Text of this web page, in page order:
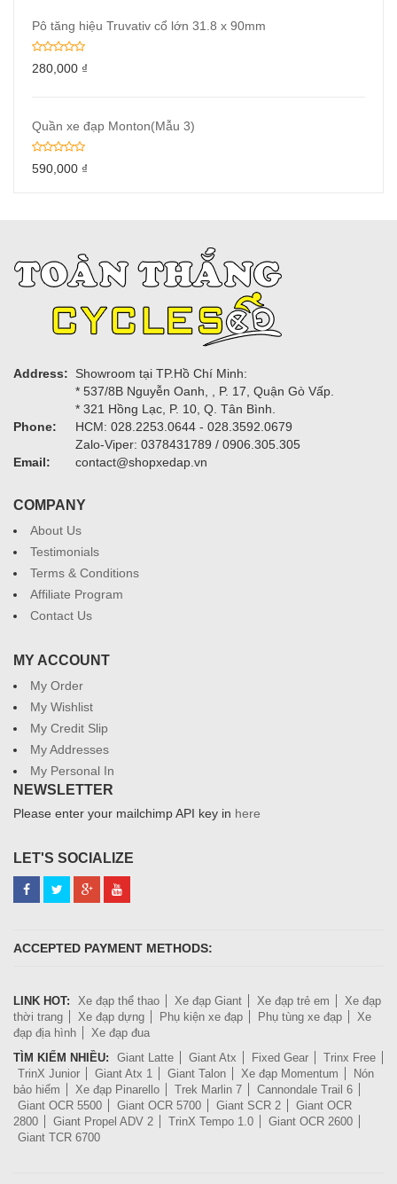
Pô tăng hiệu Truvativ cổ lớn 31.8 x 90mm
280,000 ₫
Quần xe đạp Monton(Mẫu 3)
590,000 ₫
Address:
Showroom tại TP.Hồ Chí Minh:
* 537/8B Nguyễn Oanh, , P. 17, Quận Gò Vấp.
* 321 Hồng Lạc, P. 10, Q. Tân Bình.
Phone:
HCM: 028.2253.0644 - 028.3592.0679
Zalo-Viper: 0378431789 / 0906.305.305
Email:
contact@shopxedap.vn
COMPANY
About Us
Testimonials
Terms & Conditions
Affiliate Program
Contact Us
MY ACCOUNT
My Order
My Wishlist
My Credit Slip
My Addresses
My Personal In
NEWSLETTER
Please enter your mailchimp API key in here
LET'S SOCIALIZE
ACCEPTED PAYMENT METHODS:
LINK HOT: Xe đạp thể thao Xe đạp Giant Xe đạp trẻ em
Xe đạp
thời trang
Xe đạp dựng Phụ kiện xe đạp Phụ tùng xe đạp
Xe
đạp địa hình
Xe đạp đua
TÌM KIẾM NHIỀU:
Giant Latte Giant Atx Fixed Gear
Trinx Free
TrinX Junior
Giant Atx 1 Giant Talon Xe đạp Momentum
Nón
bảo hiểm
Xe đạp Pinarello Trek Marlin 7
Cannondale Trail 6
Giant OCR 5500
Giant OCR 5700 Giant SCR 2
Giant OCR
2800
Giant Propel ADV 2 TrinX Tempo 1.0
Giant OCR 2600
Giant TCR 6700